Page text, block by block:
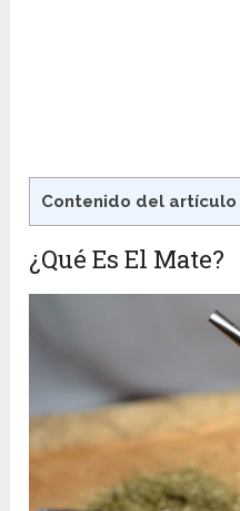
Contenido del artículo
¿Qué Es El Mate?